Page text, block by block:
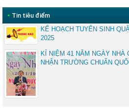
• Tin tiêu điểm
KẾ HOẠCH TUYỂN SINH
2025
KỈ NIỆM 41 NĂM NGÀY
NHẬN TRƯỜNG CHUẨN